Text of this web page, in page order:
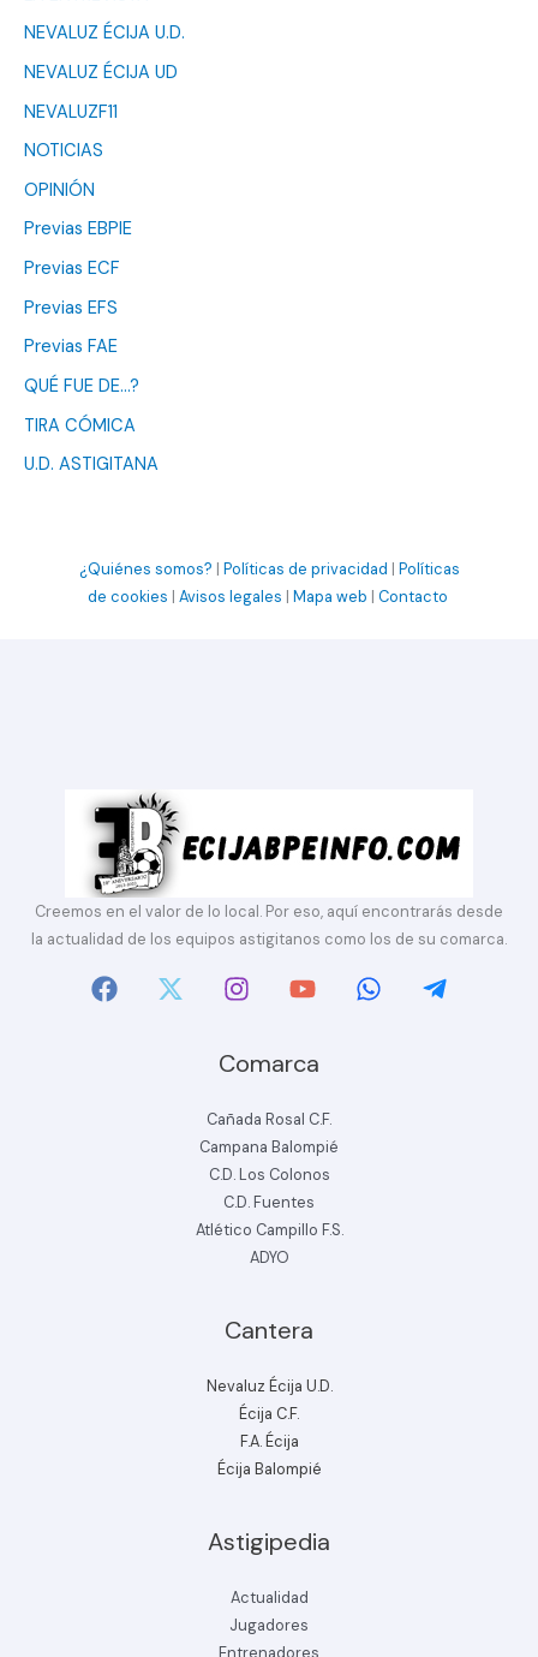
NEVALUZ ÉCIJA U.D.
NEVALUZ ÉCIJA UD
NEVALUZF11
NOTICIAS
OPINIÓN
Previas EBPIE
Previas ECF
Previas EFS
Previas FAE
QUÉ FUE DE…?
TIRA CÓMICA
U.D. ASTIGITANA
¿Quiénes somos? | Políticas de privacidad | Políticas
de cookies | Avisos legales | Mapa web | Contacto
Creemos en el valor de lo local. Por eso, aquí encontrarás desde
la actualidad de los equipos astigitanos como los de su comarca.
Comarca
Cañada Rosal C.F.
Campana Balompié
C.D. Los Colonos
C.D. Fuentes
Atlético Campillo F.S.
ADYO
Cantera
Nevaluz Écija U.D.
Écija C.F.
F.A. Écija
Écija Balompié
Astigipedia
Actualidad
Jugadores
Entrenadores